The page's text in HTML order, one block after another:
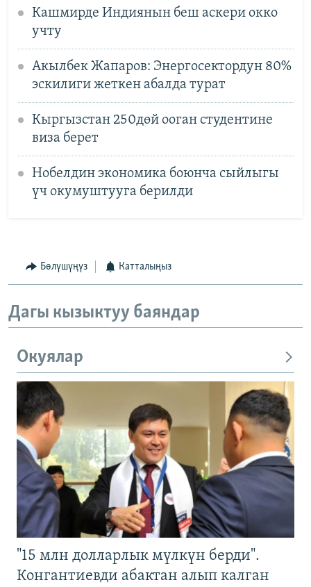
Кашмирде Индиянын беш аскери окко
учту
Акылбек Жапаров: Энергосектордун 80%
эскилиги жеткен абалда турат
Кыргызстан 250дөй ооган студентине
виза берет
Нобелдин экономика боюнча сыйлыгы
үч окумуштууга берилди
Бөлүшүңүз Катталыңыз
Дагы кызыктуу баяндар
Окуялар
"15 млн долларлык мүлкүн берди".
Конгантиевди абактан алып калган